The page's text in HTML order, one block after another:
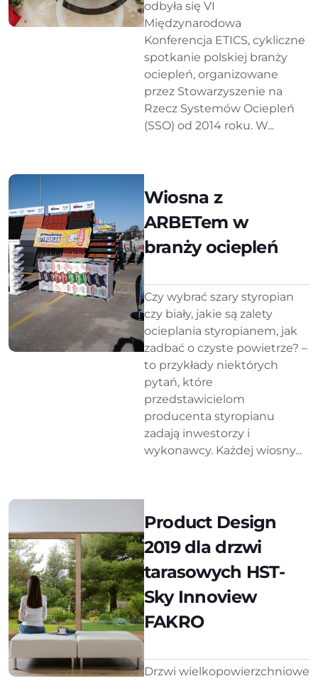
odbyła się VI
Międzynarodowa
Konferencja ETICS, cykliczne
spotkanie polskiej branży
ociepleń, organizowane
przez Stowarzyszenie na
Rzecz Systemów Ociepleń
(SSO) od 2014 roku. W...
Wiosna z
ARBETem w
branży ociepleń
Czy wybrać szary styropian
czy biały, jakie są zalety
ocieplania styropianem, jak
zadbać o czyste powietrze? –
to przykłady niektórych
pytań, które
przedstawicielom
producenta styropianu
zadają inwestorzy i
wykonawcy. Każdej wiosny...
Product Design
2019 dla drzwi
tarasowych HST-
Sky Innoview
FAKRO
Drzwi wielkopowierzchniowe